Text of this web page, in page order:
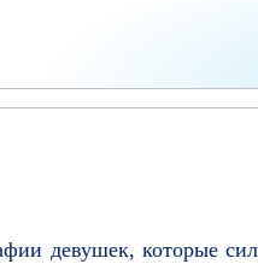
девушек, которые